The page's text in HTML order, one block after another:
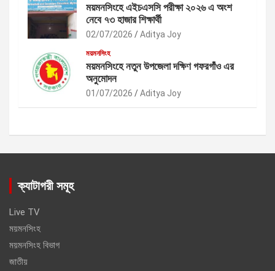
ময়মনসিংহে এইচএসসি পরীক্ষা ২০২৬ এ অংশ
নেবে ৭৩ হাজার শিক্ষার্থী
02/07/2026 Aditya Joy
ময়মনসিংহ
ময়মনসিংহে নতুন উপজেলা দক্ষিণ গফরগাঁও এর
অনুমোদন
01/07/2026 Aditya Joy
ক্যাটাগরী সমূহ
Live TV
ময়মনসিংহ
ময়মনসিংহ বিভাগ
জাতীয়